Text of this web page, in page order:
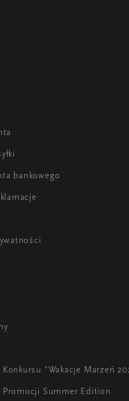
bankowego
Konkursu "Wakacje Marzeń
Promocji Summer Edition